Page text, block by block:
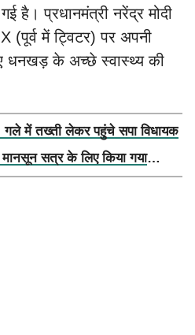
है। प्रधानमंत्री नरेंद्र मोदी
(पूर्व में ट्विटर) पर अपनी
धनखड़ के अच्छे स्वास्थ्य की
गले में तख्ती लेकर पहुंचे सपा विधायक
सत्र के लिए किया गया